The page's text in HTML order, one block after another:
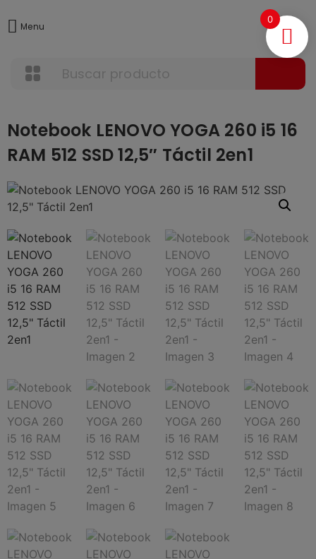
Menu
Notebook LENOVO YOGA 260 i5 16
RAM 512 SSD 12,5″ Táctil 2en1
0